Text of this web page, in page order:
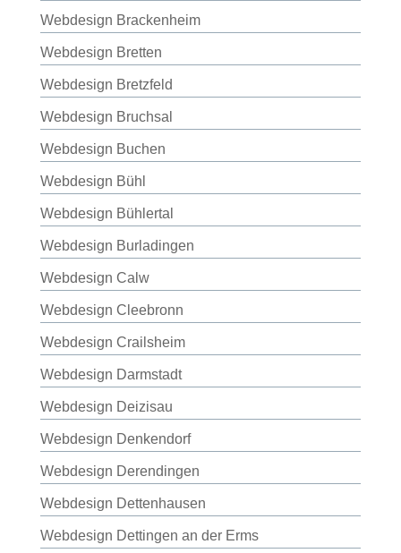
Webdesign Brackenheim
Webdesign Bretten
Webdesign Bretzfeld
Webdesign Bruchsal
Webdesign Buchen
Webdesign Bühl
Webdesign Bühlertal
Webdesign Burladingen
Webdesign Calw
Webdesign Cleebronn
Webdesign Crailsheim
Webdesign Darmstadt
Webdesign Deizisau
Webdesign Denkendorf
Webdesign Derendingen
Webdesign Dettenhausen
Webdesign Dettingen an der Erms